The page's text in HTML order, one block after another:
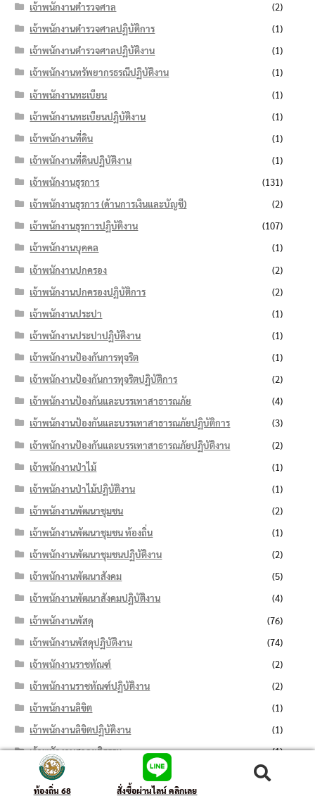
เจ้าพนักงานตำรวจศาล
(2)
เจ้าพนักงานตำรวจศาลปฏิบัติการ
(1)
เจ้าพนักงานตำรวจศาลปฏิบัติงาน
(1)
เจ้าพนักงานทรัพยากรธรณีปฏิบัติงาน
(1)
เจ้าพนักงานทะเบียน
(1)
เจ้าพนักงานทะเบียนปฏิบัติงาน
(1)
เจ้าพนักงานที่ดิน
(1)
เจ้าพนักงานที่ดินปฏิบัติงาน
(1)
เจ้าพนักงานธุรการ
(131)
เจ้าพนักงานธุรการ (ด้านการเงินและบัญชี)
(2)
เจ้าพนักงานธุรการปฏิบัติงาน
(107)
เจ้าพนักงานบุคคล
(1)
เจ้าพนักงานปกครอง
(2)
เจ้าพนักงานปกครองปฏิบัติการ
(2)
เจ้าพนักงานประปา
(1)
เจ้าพนักงานประปาปฏิบัติงาน
(1)
เจ้าพนักงานป้องกันการทุจริต
(1)
เจ้าพนักงานป้องกันการทุจริตปฏิบัติการ
(2)
เจ้าพนักงานป้องกันและบรรเทาสาธารณภัย
(4)
เจ้าพนักงานป้องกันและบรรเทาสาธารณภัยปฏิบัติการ
(3)
เจ้าพนักงานป้องกันและบรรเทาสาธารณภัยปฏิบัติงาน
(2)
เจ้าพนักงานป่าไม้
(1)
เจ้าพนักงานป่าไม้ปฏิบัติงาน
(1)
เจ้าพนักงานพัฒนาชุมชน
(2)
เจ้าพนักงานพัฒนาชุมชน ท้องถิ่น
(1)
เจ้าพนักงานพัฒนาชุมชนปฏิบัติงาน
(2)
เจ้าพนักงานพัฒนาสังคม
(5)
เจ้าพนักงานพัฒนาสังคมปฏิบัติงาน
(4)
เจ้าพนักงานพัสดุ
(76)
เจ้าพนักงานพัสดุปฏิบัติงาน
(74)
เจ้าพนักงานราชทัณฑ์
(2)
เจ้าพนักงานราชทัณฑ์ปฏิบัติงาน
(2)
เจ้าพนักงานลิขิต
(1)
เจ้าพนักงานลิขิตปฏิบัติงาน
(1)
เจ้าพนักงานศาลยุติธรรม
(1)
เจ้าพนักงานศาลยุติธรรมปฏิบัติการ
ท้องถิ่น 68 สั่งซื้อผ่านไลน์ คลิกเลย